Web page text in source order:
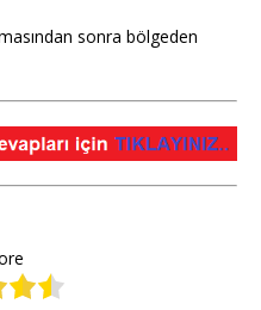
sonra bölgeden